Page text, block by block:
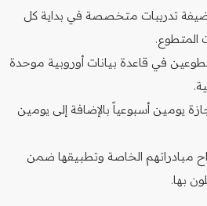
تدريبات متخصصة في بداية كل
المتطوع.
في قاعدة بيانات أوروبية موحدة
يومين أسبوعياً بالإضافة إلى يومين
مبادراتهم الخاصة وتطبيقها ضمن
بها.